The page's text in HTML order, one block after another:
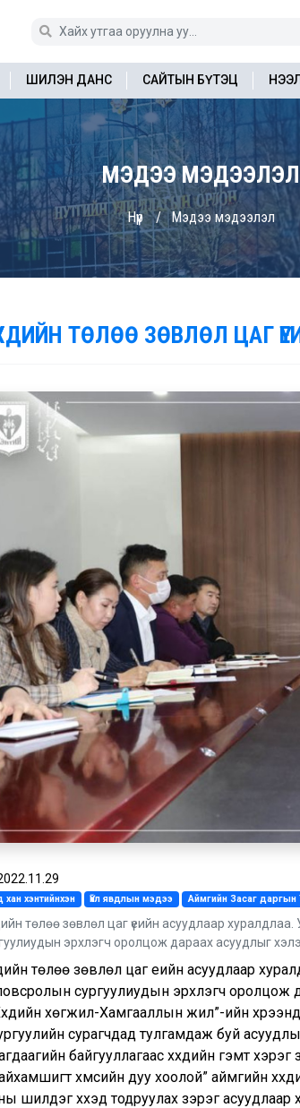
ШИЛЭН ДАНС САЙТЫН БҮТЭЦ
МЭДЭЭ МЭДЭЭЛЭЛ
Нүүр Мэдээ мэдээлэл
ТӨЛӨӨ ЗӨВЛӨЛ ЦАГ
хан хэнтийнхэн Үйл явдлын мэдээ Аймгийн Засаг даргын
төлөө зөвлөл цаг үеийн асуудлаар
эрхлэгч оролцож дараах асуудлыг
төлөө зөвлөл цаг үеийн асуудлаар
сургуулиудын эрхлэгч оролцож
хөгжил-Хамгааллын жил”-ийн
сурагчдад тулгамдаж буй асуудлын
байгууллагаас хүүхдийн гэмт
хүмүүсийн дуу хоолой” аймгийн
шилдэг хүүхэд тодруулах зэрэг